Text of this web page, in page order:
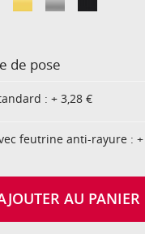
de pose
: + 3,28 €
feutrine anti-rayure : +
AU PANIER